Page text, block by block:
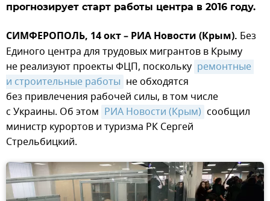
прогнозирует старт работы центра в 2016 году.
СИМФЕРОПОЛЬ, 14 окт – РИА Новости (Крым). Без
Единого центра для трудовых мигрантов в Крыму
не реализуют проекты ФЦП, поскольку ремонтные
и строительные работы не обходятся
без привлечения рабочей силы, в том числе
с Украины. Об этом РИА Новости (Крым) сообщил
министр курортов и туризма РК Сергей
Стрельбицкий.